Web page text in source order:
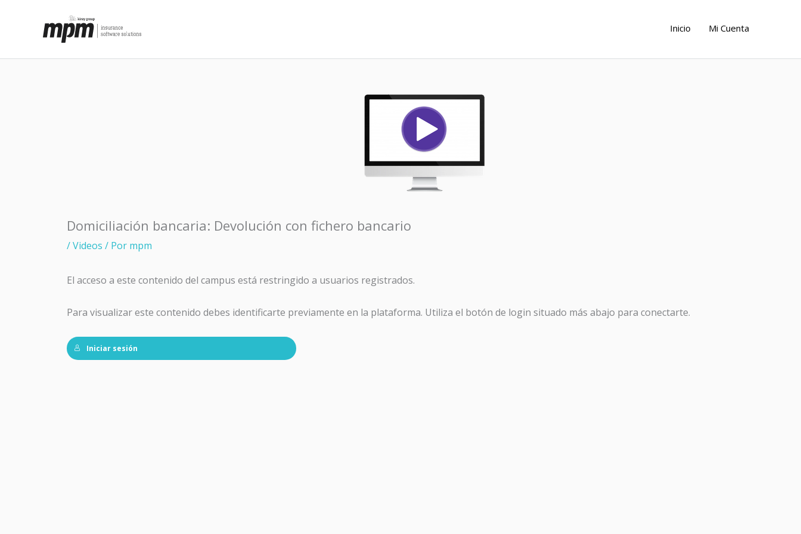
Inicio Mi Cuenta
Domiciliación bancaria: Devolución con fichero bancario
/Videos / Por mpm
El acceso a este contenido del campus está restringido a usuarios registrados.
Para visualizar este contenido debes identificarte previamente en la plataforma. Utiliza el botón de login situado más abajo para conectarte.
Iniciar sesión